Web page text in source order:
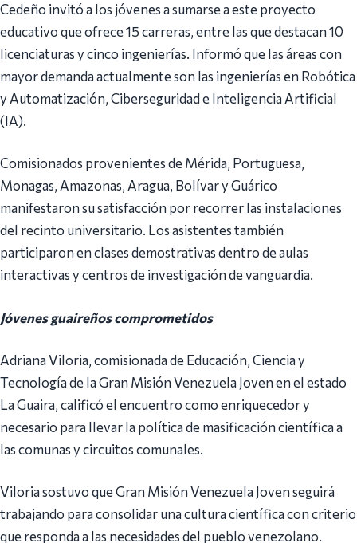
Cedeño invitó a los jóvenes a sumarse a este proyecto
educativo que ofrece 15 carreras, entre las que destacan 10
licenciaturas y cinco ingenierías. Informó que las áreas con
mayor demanda actualmente son las ingenierías en Robótica
y Automatización, Ciberseguridad e Inteligencia Artificial
(IA).
Comisionados provenientes de Mérida, Portuguesa,
Monagas, Amazonas, Aragua, Bolívar y Guárico
manifestaron su satisfacción por recorrer las instalaciones
del recinto universitario. Los asistentes también
participaron en clases demostrativas dentro de aulas
interactivas y centros de investigación de vanguardia.
Jóvenes guaireños comprometidos
Adriana Viloria, comisionada de Educación, Ciencia y
Tecnología de la Gran Misión Venezuela Joven en el estado
La Guaira, calificó el encuentro como enriquecedor y
necesario para llevar la política de masificación científica a
las comunas y circuitos comunales.
Viloria sostuvo que Gran Misión Venezuela Joven seguirá
trabajando para consolidar una cultura científica con criterio
que responda a las necesidades del pueblo venezolano.